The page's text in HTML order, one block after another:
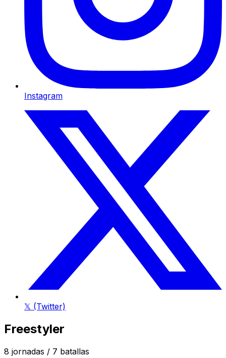
Instagram
𝕏 (Twitter)
Freestyler
8 jornadas / 7 batallas